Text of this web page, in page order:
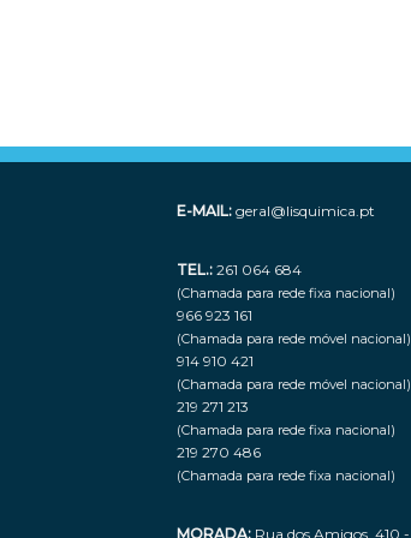
E-MAIL: geral@lisquimica.pt
TEL.: 261 064 684
(Chamada para rede fixa nacional)
966 923 161
(Chamada para rede móvel nacional)
914 910 421
(Chamada para rede móvel nacional)
219 271 213
(Chamada para rede fixa nacional)
219 270 486
(Chamada para rede fixa nacional)
MORADA: Rua dos Amigos, 410 -